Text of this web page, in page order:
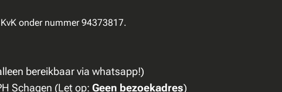
onder nummer 94373817.
bereikbaar via whatsapp!)
Schagen (Let op: Geen bezoekadres)